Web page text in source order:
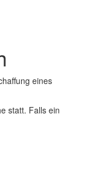
eines
statt. Falls ein